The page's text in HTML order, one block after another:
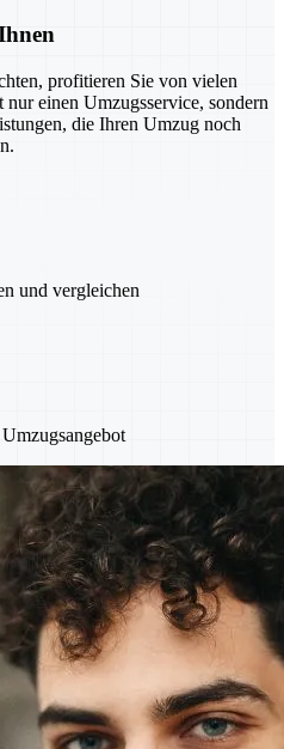
profitieren Sie von vielen
einen Umzugsservice, sondern
die Ihren Umzug noch
und vergleichen